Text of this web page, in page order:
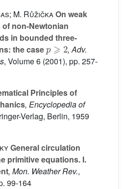
M. RůžičkaOn weak
non-Newtonian
in bounded three-
the case
p⩾2
, Adv.
, Volume 6 (2001), pp. 257-
Principles of
, Encyclopedia of
Verlag, Berlin, 1959
General circulation
primitive equations. I.
, Mon. Weather Rev.,
99-164